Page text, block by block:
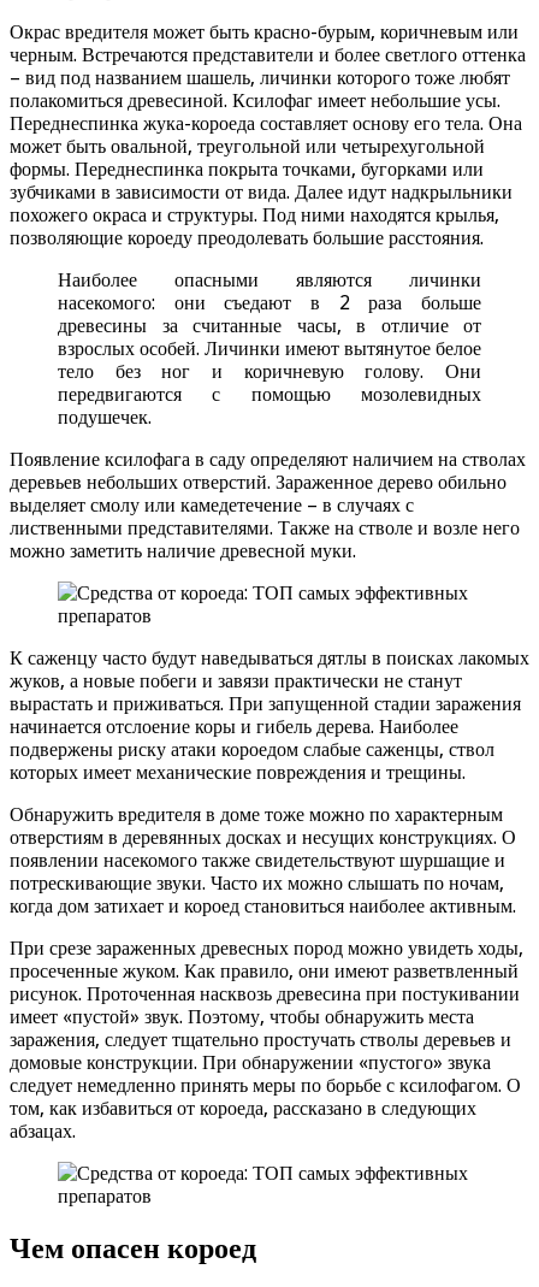
Окрас вредителя может быть красно-бурым, коричневым или
черным. Встречаются представители и более светлого оттенка
– вид под названием шашель, личинки которого тоже любят
полакомиться древесиной. Ксилофаг имеет небольшие усы.
Переднеспинка жука-короеда составляет основу его тела. Она
может быть овальной, треугольной или четырехугольной
формы. Переднеспинка покрыта точками, бугорками или
зубчиками в зависимости от вида. Далее идут надкрыльники
похожего окраса и структуры. Под ними находятся крылья,
позволяющие короеду преодолевать большие расстояния.
Наиболее опасными являются личинки
насекомого: они съедают в 2 раза больше
древесины за считанные часы, в отличие от
взрослых особей. Личинки имеют вытянутое белое
тело без ног и коричневую голову. Они
передвигаются с помощью мозолевидных
подушечек.
Появление ксилофага в саду определяют наличием на стволах
деревьев небольших отверстий. Зараженное дерево обильно
выделяет смолу или камедетечение – в случаях с
лиственными представителями. Также на стволе и возле него
можно заметить наличие древесной муки.
К саженцу часто будут наведываться дятлы в поисках лакомых
жуков, а новые побеги и завязи практически не станут
вырастать и приживаться. При запущенной стадии заражения
начинается отслоение коры и гибель дерева. Наиболее
подвержены риску атаки короедом слабые саженцы, ствол
которых имеет механические повреждения и трещины.
Обнаружить вредителя в доме тоже можно по характерным
отверстиям в деревянных досках и несущих конструкциях. О
появлении насекомого также свидетельствуют шуршащие и
потрескивающие звуки. Часто их можно слышать по ночам,
когда дом затихает и короед становиться наиболее активным.
При срезе зараженных древесных пород можно увидеть ходы,
просеченные жуком. Как правило, они имеют разветвленный
рисунок. Проточенная насквозь древесина при постукивании
имеет «пустой» звук. Поэтому, чтобы обнаружить места
заражения, следует тщательно простучать стволы деревьев и
домовые конструкции. При обнаружении «пустого» звука
следует немедленно принять меры по борьбе с ксилофагом. О
том, как избавиться от короеда, рассказано в следующих
абзацах.
Чем опасен короед